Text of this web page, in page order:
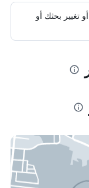
تغيير بحثك أو